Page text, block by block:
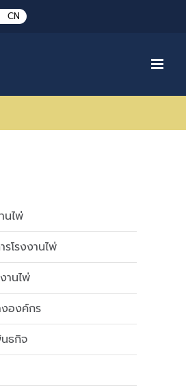
CN
นไพ่
โรงงานไพ่
านไพ่
งองค์กร
ธกิจ